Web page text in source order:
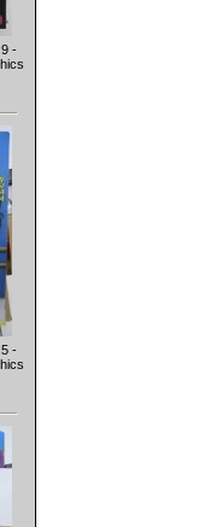
-
-